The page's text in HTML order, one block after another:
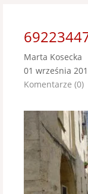
Marta Kosecka
01 września
Komentarze (0)